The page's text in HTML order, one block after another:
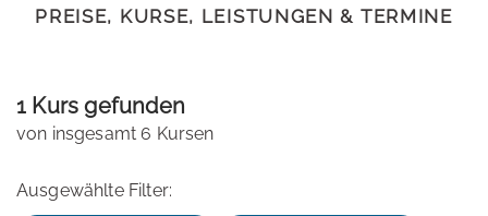
PREISE, KURSE, LEISTUNGEN & TERMINE
1 Kurs gefunden
von insgesamt 6 Kursen
Ausgewählte Filter: